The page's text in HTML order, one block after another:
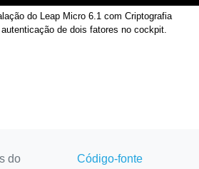
do Leap Micro 6.1 com Criptografia
de dois fatores no cockpit.
do
Código-fonte